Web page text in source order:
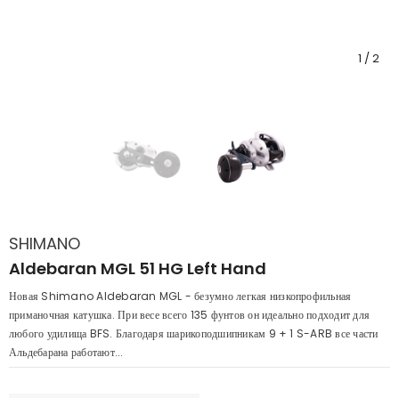
1 /2
SHIMANO
Aldebaran MGL 51 HG Left Hand
Новая Shimano Aldebaran MGL - безумно легкая низкопрофильная
приманочная катушка. При весе всего 135 фунтов он идеально подходит для
любого удилища BFS. Благодаря шарикоподшипникам 9 + 1 S-ARB все части
Альдебарана работают...